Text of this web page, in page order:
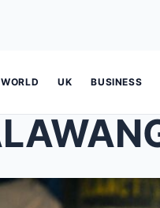
WORLD UK BUSINESS